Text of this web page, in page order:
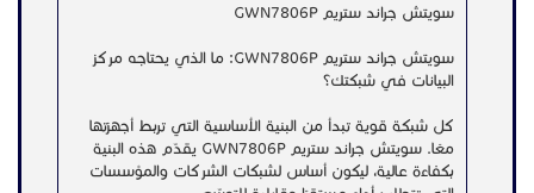
سويتش جراند ستريم GWN7806P
سويتش جراند ستريم GWN7806P: ما الذي يحتاجه مركز
البيانات في شبكتك؟
كل شبكة قوية تبدأ من البنية الأساسية التي تربط أجهزتها
معًا. سويتش جراند ستريم GWN7806P يقدّم هذه البنية
بكفاءة عالية، ليكون أساس لشبكات الشركات والمؤسسات